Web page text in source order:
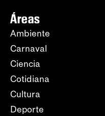
Áreas
Ambiente
Carnaval
Ciencia
Cotidiana
Cultura
Deporte